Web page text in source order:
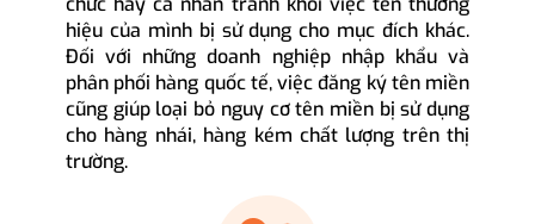
hiệu của mình bị sử dụng cho mục đích khác.
Đối với những doanh nghiệp nhập khẩu và
phân phối hàng quốc tế, việc đăng ký tên miền
cũng giúp loại bỏ nguy cơ tên miền bị sử dụng
cho hàng nhái, hàng kém chất lượng trên thị
trường.